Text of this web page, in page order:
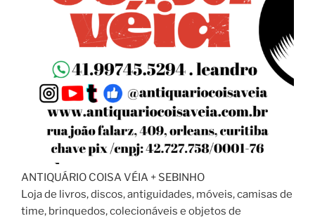
ANTIQUÁRIO COISA VÉIA + SEBINHO
Loja de livros, discos, antiguidades, móveis, camisas de
time, brinquedos, colecionáveis e objetos de